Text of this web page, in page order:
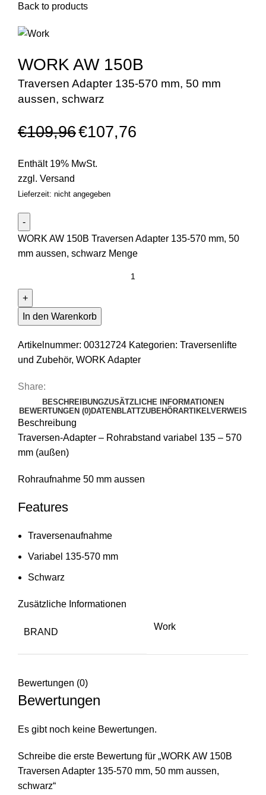
Back to products
WORK AW 150B
Traversen Adapter 135-570 mm, 50 mm
aussen, schwarz
€109,96€107,76
Enthält 19% MwSt.
zzgl. Versand
Lieferzeit: nicht angegeben
WORK AW 150B Traversen Adapter 135-570 mm, 50
mm aussen, schwarz Menge
In den Warenkorb
Artikelnummer: 00312724 Kategorien: Traversenlifte
und Zubehör, WORK Adapter
Share:
BESCHREIBUNGZUSÄTZLICHE INFORMATIONEN
BEWERTUNGEN (0)DATENBLATTZUBEHÖRARTIKELVERWEIS
Beschreibung
Traversen-Adapter – Rohrabstand variabel 135 – 570
mm (außen)
Rohraufnahme 50 mm aussen
Features
Traversenaufnahme
Variabel 135-570 mm
Schwarz
Zusätzliche Informationen
BRAND
Work
Bewertungen (0)
Bewertungen
Es gibt noch keine Bewertungen.
Schreibe die erste Bewertung für „WORK AW 150B
Traversen Adapter 135-570 mm, 50 mm aussen,
schwarz“